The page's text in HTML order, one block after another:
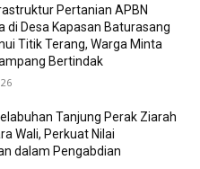
Pertanian APBN
di Desa Kapasan Baturasang
Titik Terang, Warga Minta
Bertindak
Tanjung Perak Ziarah
Wali, Perkuat Nilai
dalam Pengabdian